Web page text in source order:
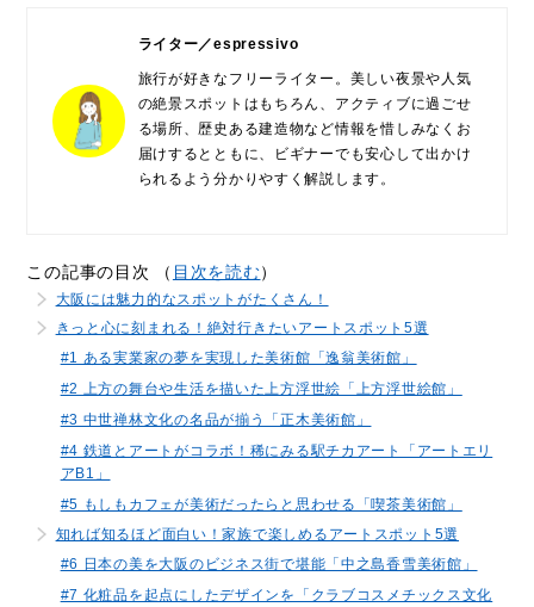
ライター／espressivo
旅行が好きなフリーライター。美しい夜景や人気
の絶景スポットはもちろん、アクティブに過ごせ
る場所、歴史ある建造物など情報を惜しみなくお
届けするとともに、ビギナーでも安心して出かけ
られるよう分かりやすく解説します。
この記事の目次 （ 目次を読む）
大阪には魅力的なスポットがたくさん！
きっと心に刻まれる！絶対行きたいアートスポット5選
#1 ある実業家の夢を実現した美術館「逸翁美術館」
#2 上方の舞台や生活を描いた上方浮世絵「上方浮世絵館」
#3 中世禅林文化の名品が揃う「正木美術館」
#4 鉄道とアートがコラボ！稀にみる駅チカアート「アートエリ
アB1」
#5 もしもカフェが美術だったらと思わせる「喫茶美術館」
知れば知るほど面白い！家族で楽しめるアートスポット5選
#6 日本の美を大阪のビジネス街で堪能「中之島香雪美術館」
#7 化粧品を起点にしたデザインを「クラブコスメチックス文化